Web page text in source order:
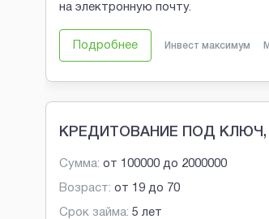
на электронную почту.
Подробнее Инвест максимум
КРЕДИТОВАНИЕ ПОД
Сумма: от 100000 до 2000000
Возраст: от 19 до 70
Срок займа: 5 лет